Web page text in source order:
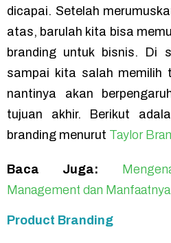
dicapai. Setelah
atas, barulah kita bisa
branding untuk bisnis. Di
sampai kita salah memilih
nantinya akan
tujuan akhir. Berikut
branding menurut Taylor
Baca Juga:
Management dan Manfaatnya
Product Branding